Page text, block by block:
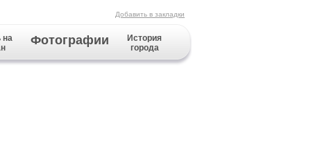
Добавить в закладки
на
Фотографии
История
города